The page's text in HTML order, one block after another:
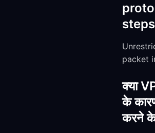
packet
क्या
के
करने